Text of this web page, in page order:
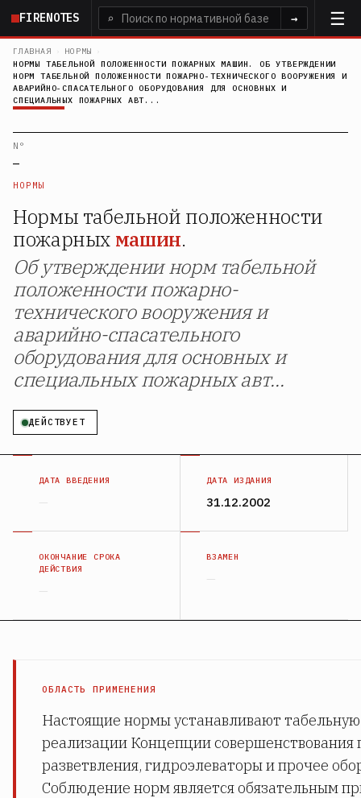
Перейти
основному
содержанию
FIRENOTES ⌕ →
ГЛАВНАЯ › НОРМЫ
›
НОРМЫ ТАБЕЛЬНОЙ ПОЛОЖЕННОСТИ ПОЖАРНЫХ МАШИН. ОБ УТВЕРЖДЕНИИ
НОРМ ТАБЕЛЬНОЙ ПОЛОЖЕННОСТИ ПОЖАРНО-ТЕХНИЧЕСКОГО ВООРУЖЕНИЯ И
АВАРИЙНО-СПАСАТЕЛЬНОГО ОБОРУДОВАНИЯ ДЛЯ ОСНОВНЫХ И
СПЕЦИАЛЬНЫХ ПОЖАРНЫХ АВТ...
N°
—
НОРМЫ
Нормы табельной положенности
пожарных машин.
Об утверждении норм табельной
положенности пожарно-
технического вооружения и
аварийно-спасательного
оборудования для основных и
специальных пожарных авт...
ДЕЙСТВУЕТ
ДАТА ВВЕДЕНИЯ
—
ДАТА ИЗДАНИЯ
31.12.2002
ОКОНЧАНИЕ СРОКА
ДЕЙСТВИЯ
—
ВЗАМЕН
—
ОБЛАСТЬ ПРИМЕНЕНИЯ
Настоящие нормы устанавливают
реализации Концепции
разветвления, гидроэлеваторы и прочее
Соблюдение норм является обязательным